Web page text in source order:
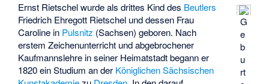
G
e
b
u
rt
Ernst Rietschel wurde als drittes Kind des Beutlers
Friedrich Ehregott Rietschel und dessen Frau
Caroline in Pulsnitz (Sachsen) geboren. Nach
erstem Zeichenunterricht und abgebrochener
Kaufmannslehre in seiner Heimatstadt begann er
1820 ein Studium an der Königlichen Sächsischen